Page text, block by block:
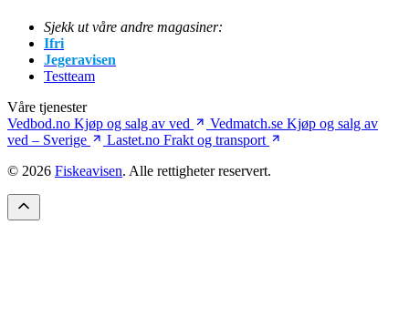
Sjekk ut våre andre magasiner:
Ifri
Jegeravisen
Testteam
Våre tjenester
Vedbod.no Kjøp og salg av ved Vedmatch.se Kjøp og salg av
ved – Sverige
Lastet.no Frakt og transport
© 2026 Fiskeavisen. Alle rettigheter reservert.